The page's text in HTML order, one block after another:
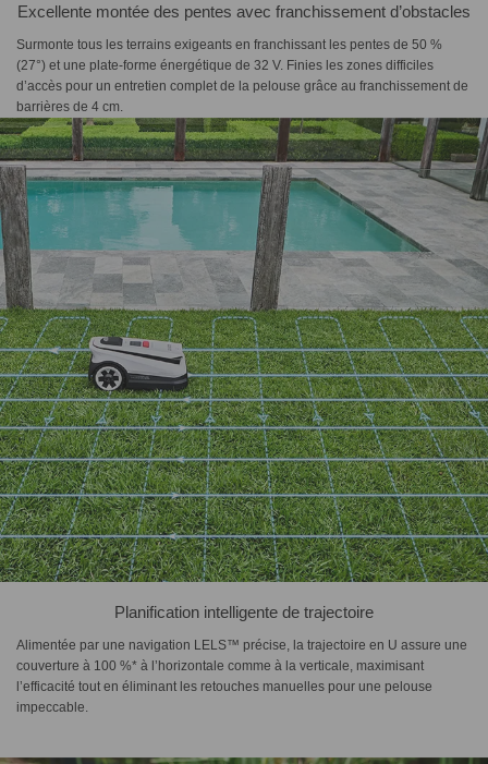
Excellente montée des pentes avec franchissement d’obstacles
Surmonte tous les terrains exigeants en franchissant les pentes de 50 %
(27°) et une plate-forme énergétique de 32 V. Finies les zones difficiles
d’accès pour un entretien complet de la pelouse grâce au franchissement de
barrières de 4 cm.
Planification intelligente de trajectoire
Alimentée par une navigation LELS™ précise, la trajectoire en U assure une
couverture à 100 %* à l’horizontale comme à la verticale, maximisant
l’efficacité tout en éliminant les retouches manuelles pour une pelouse
impeccable.